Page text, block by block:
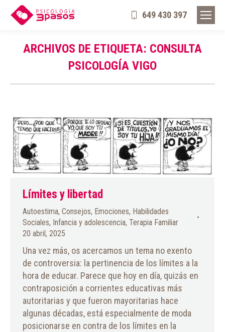
649 430 397
ARCHIVOS DE ETIQUETA: CONSULTA
PSICOLOGÍA VIGO
Límites y libertad
Autoestima, Consejos, Emociones, Habilidades
Sociales, Infancia y adolescencia, Terapia Familiar
20 abril, 2025
Una vez más, os acercamos un tema no exento
de controversia: la pertinencia de los límites a la
hora de educar. Parece que hoy en día, quizás en
contraposición a corrientes educativas más
autoritarias y que fueron mayoritarias hace
algunas décadas, está especialmente de moda
posicionarse en contra de los límites en la